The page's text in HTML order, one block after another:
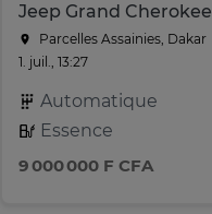
Jeep Grand Cherokee
Parcelles Assainies, Dakar
1. juil., 13:27
Automatique
Essence
9 000 000 F CFA